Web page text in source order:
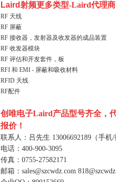
Laird射频更多类型-Laird代理商
RF 天线
RF 屏蔽
RF 接收器，发射器及收发器的成品装置
RF 收发器模块
RF 评估和开发套件，板
RFI 和 EMI - 屏蔽和吸收材料
RFID 天线
RF配件
创唯电子Laird产品型号齐全，
报价！
联系人：吕先生 13006692189 （手机/
电话： 400-900-3095
传真： 0755-27582171
邮箱： sales@szcwdz.com